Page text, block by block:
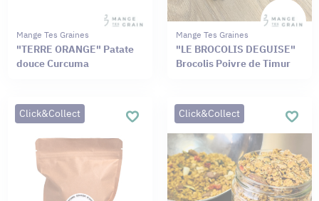
Mange Tes Graines
"TERRE ORANGE" Patate
douce Curcuma
Mange Tes Graines
"LE BROCOLIS DEGUISE"
Brocolis Poivre de Timur
Click&Collect Click&Collect